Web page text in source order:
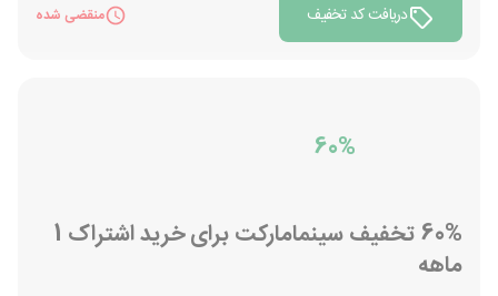
دریافت کد تخفیف منقضی شده
60%
60% تخفیف سینمامارکت برای خرید اشتراک 1
ماهه